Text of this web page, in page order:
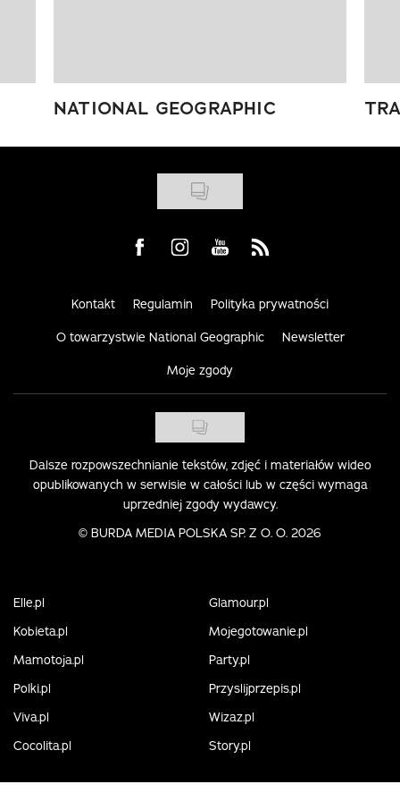
NATIONAL GEOGRAPHIC
Visit us on Facebook
Visit us on Instagram
Visit us on Youtube
Visit us on Rss
Kontakt Regulamin Polityka prywatności
O towarzystwie National Geographic Newsletter
Moje zgody
Dalsze rozpowszechnianie tekstów, zdjęć i materiałów wideo
opublikowanych w serwisie w całości lub w części wymaga
uprzedniej zgody wydawcy.
© BURDA MEDIA POLSKA SP. Z O. O. 2026
Elle.pl
Glamour.pl
Kobieta.pl
Mojegotowanie.pl
Mamotoja.pl
Party.pl
Polki.pl
Przyslijprzepis.pl
Viva.pl
Wizaz.pl
Cocolita.pl
Story.pl